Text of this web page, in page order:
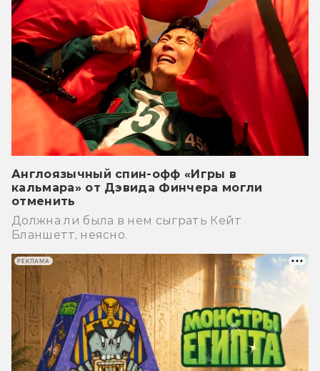
Англоязычный спин-офф «Игры в
кальмара» от Дэвида Финчера могли
отменить
Должна ли была в нем сыграть Кейт
Бланшетт, неясно.
РЕКЛАМА